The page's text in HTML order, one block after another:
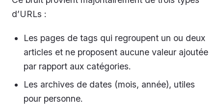
d’URLs :
Les pages de tags qui regroupent un ou deux
articles et ne proposent aucune valeur ajoutée
par rapport aux catégories.
Les archives de dates (mois, année), utiles
pour personne.